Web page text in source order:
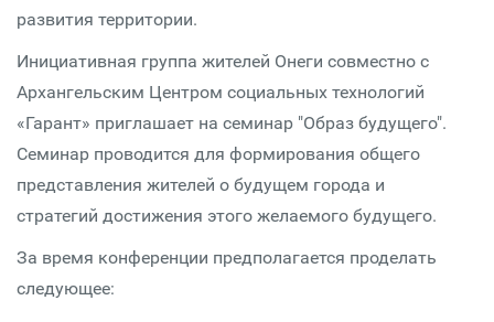
развития территории.
Инициативная группа жителей Онеги совместно с
Архангельским Центром социальных технологий
«Гарант» приглашает на семинар "Образ будущего".
Семинар проводится для формирования общего
представления жителей о будущем города и
стратегий достижения этого желаемого будущего.
За время конференции предполагается проделать
следующее: